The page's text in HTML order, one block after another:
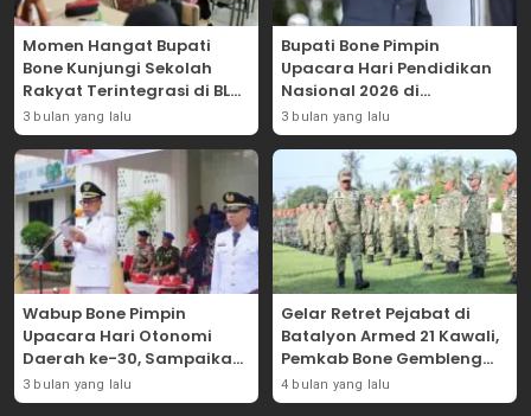
Momen Hangat Bupati
Bone Kunjungi Sekolah
Rakyat Terintegrasi di BLK
Bajoe
3 bulan yang lalu
Bupati Bone Pimpin
Upacara Hari Pendidikan
Nasional 2026 di
Lapangan Merdeka
3 bulan yang lalu
Wabup Bone Pimpin
Upacara Hari Otonomi
Daerah ke-30, Sampaikan
Amanat Mendagri
Wujudkan Asta Cita
3 bulan yang lalu
Gelar Retret Pejabat di
Batalyon Armed 21 Kawali,
Pemkab Bone Gembleng
Kedisiplinan Camat dan
Pimpinan OPD
4 bulan yang lalu